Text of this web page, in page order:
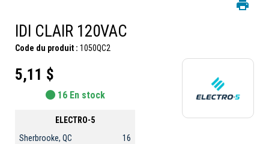
IDI CLAIR 120VAC
Code du produit : 1050QC2
5,11 $
16 En stock
ELECTRO-5
Sherbrooke, QC
16